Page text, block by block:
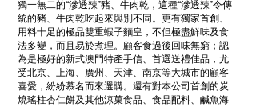
獨一無二的“滲透辣”豬、牛肉乾，這種“滲透辣”令傳
統的豬、牛肉乾吃起來與別不同。更有獨家首創、
用料十足的極品雙重蝦子麵皇，不但極盡鮮味及食
法多變，而且易於煮理。顧客食過後回味無窮；認
為是極好的新式澳門特產手信、首選送禮佳品，尤
受北京、上海、廣州、天津、南京等大城市的顧客
喜愛，紛紛慕名而來選購。還有對本公司首創的炭
燒瑤柱杏仁餅及其他涼菓食品、食品配料、鹹魚海